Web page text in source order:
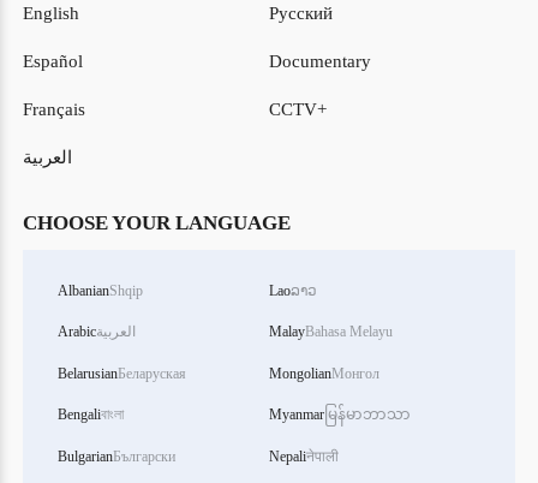
English
Español
Français
العربية
Русский
Documentary
CCTV+
CHOOSE YOUR LANGUAGE
AlbanianShqip
Arabicالعربية
BelarusianБеларуская
Bengaliবাংলা
BulgarianБългарски
Laoລາວ
MalayBahasa Melayu
MongolianМонгол
Myanmar မြန်မာဘာသာ
Nepaliनेपाली